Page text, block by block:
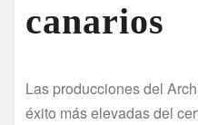
canarios
Las producciones del
éxito más elevadas del